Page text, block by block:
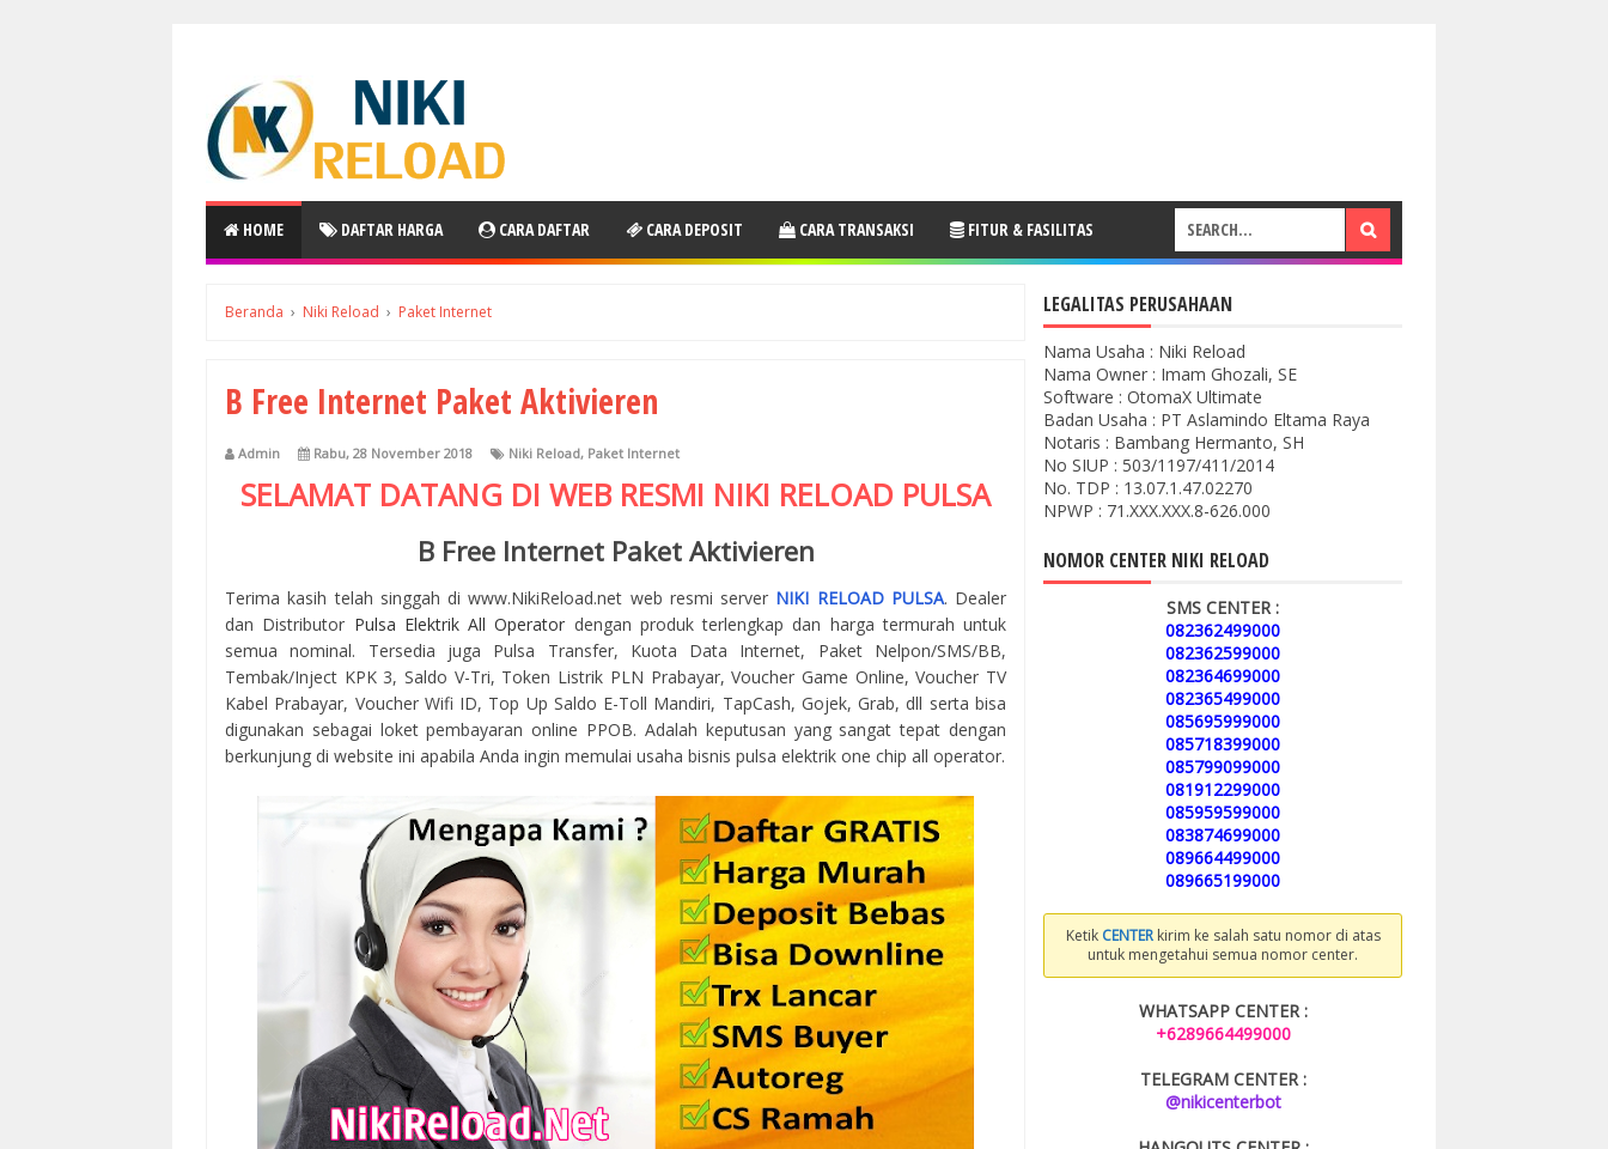
HOME DAFTAR HARGA CARA DAFTAR CARA DEPOSIT CARA TRANSAKSI FITUR & FASILITAS
Beranda › Niki Reload › Paket Internet
B Free Internet Paket Aktivieren
Admin Rabu, 28 November 2018 Niki Reload, Paket Internet
SELAMAT DATANG DI WEB RESMI NIKI RELOAD PULSA
B Free Internet Paket Aktivieren
Terima kasih telah singgah di www.NikiReload.net web resmi server NIKI RELOAD PULSA. Dealer
dan Distributor Pulsa Elektrik All Operator dengan produk terlengkap dan harga termurah untuk
semua nominal. Tersedia juga Pulsa Transfer, Kuota Data Internet, Paket Nelpon/SMS/BB,
Tembak/Inject KPK 3, Saldo V-Tri, Token Listrik PLN Prabayar, Voucher Game Online, Voucher TV
Kabel Prabayar, Voucher Wifi ID, Top Up Saldo E-Toll Mandiri, TapCash, Gojek, Grab, dll serta bisa
digunakan sebagai loket pembayaran online PPOB. Adalah keputusan yang sangat tepat dengan
berkunjung di website ini apabila Anda ingin memulai usaha bisnis pulsa elektrik one chip all operator.
LEGALITAS PERUSAHAAN
Nama Usaha : Niki Reload
Nama Owner : Imam Ghozali, SE
Software : OtomaX Ultimate
Badan Usaha : PT Aslamindo Eltama Raya
Notaris : Bambang Hermanto, SH
No SIUP : 503/1197/411/2014
No. TDP : 13.07.1.47.02270
NPWP : 71.XXX.XXX.8-626.000
NOMOR CENTER NIKI RELOAD
SMS CENTER :
082362499000
082362599000
082364699000
082365499000
085695999000
085718399000
085799099000
081912299000
085959599000
083874699000
089664499000
089665199000
Ketik CENTERkirim ke salah satu nomor di atas
untuk mengetahui semua nomor center.
WHATSAPP CENTER :
+6289664499000
TELEGRAM CENTER :
@nikicenterbot